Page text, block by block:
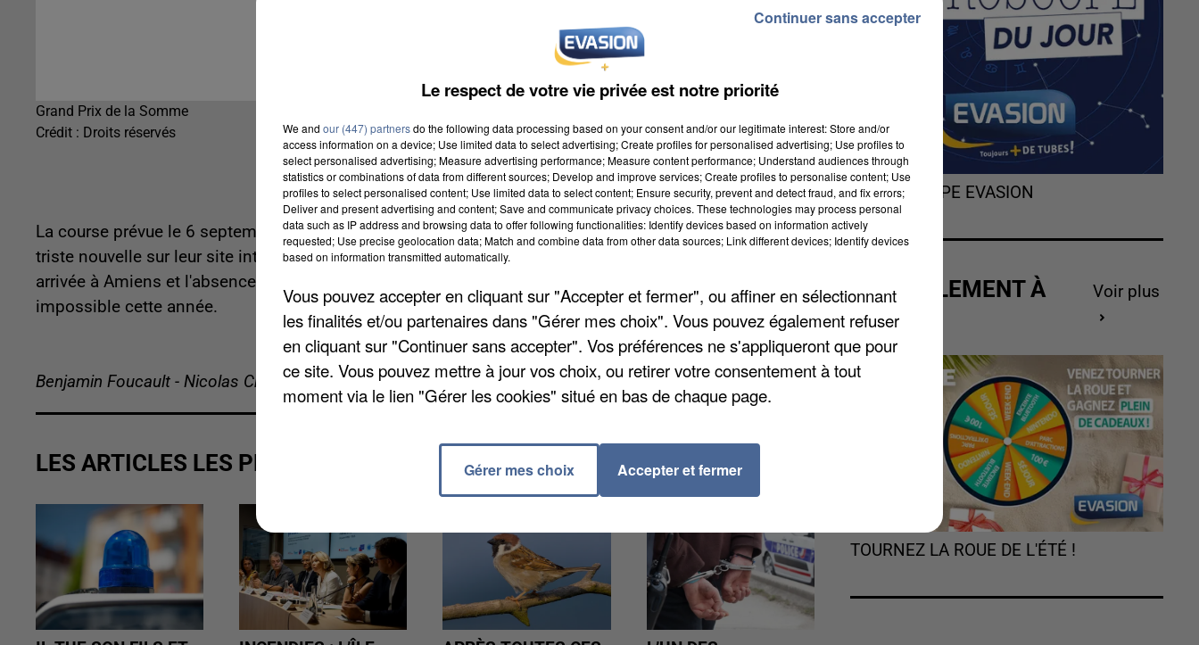
Grand Prix de la Somme
Crédit : Droits réservés
La course prévue le 6 septembre devait en être à sa 39ème édition. Les organisateurs ont annoncé la
triste nouvelle sur leur site internet, ils évoquent "un avis défavorable" des forces de police sur une
arrivée à Amiens et l'absence d'alternatives. L’année dernière le départ et l’arrivée s’étaient fait à Albert,
impossible cette année.
Benjamin Foucault - Nicolas Chacun
LES ARTICLES LES PLUS VUS
L'HOROSCOPE EVASION
ACTUELLEMENT À
GAGNER
Voir plus
TOURNEZ LA ROUE DE L'ÉTÉ !
Le respect de votre vie privée est notre priorité
We and our (447) partnersdo the following data processing based on your consent and/or our legitimate interest: Store and/or
access information on a device; Use limited data to select advertising; Create profiles for personalised advertising; Use profiles to
select personalised advertising; Measure advertising performance; Measure content performance; Understand audiences through
statistics or combinations of data from different sources; Develop and improve services; Create profiles to personalise content; Use
profiles to select personalised content; Use limited data to select content; Ensure security, prevent and detect fraud, and fix errors;
Deliver and present advertising and content; Save and communicate privacy choices. These technologies may process personal
data such as IP address and browsing data to offer following functionalities: Identify devices based on information actively
requested; Use precise geolocation data; Match and combine data from other data sources; Link different devices; Identify devices
based on information transmitted automatically.
Vous pouvez accepter en cliquant sur "Accepter et fermer", ou affiner en sélectionnant
les finalités et/ou partenaires dans "Gérer mes choix". Vous pouvez également refuser
en cliquant sur "Continuer sans accepter". Vos préférences ne s'appliqueront que pour
ce site. Vous pouvez mettre à jour vos choix, ou retirer votre consentement à tout
moment via le lien "Gérer les cookies" situé en bas de chaque page.
Gérer mes choix Accepter et fermer
Continuer sans accepter